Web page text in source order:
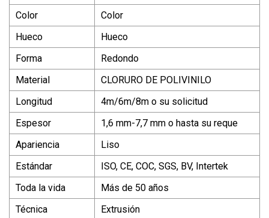
Color
Color
Hueco
Hueco
Forma
Redondo
Material
CLORURO DE POLIVINILO
Longitud
4m/6m/8m o su solicitud
Espesor
1,6 mm-7,7 mm o hasta su reque
Apariencia
Liso
Estándar
ISO, CE, COC, SGS, BV, Intertek
Toda la vida
Más de 50 años
Técnica
Extrusión